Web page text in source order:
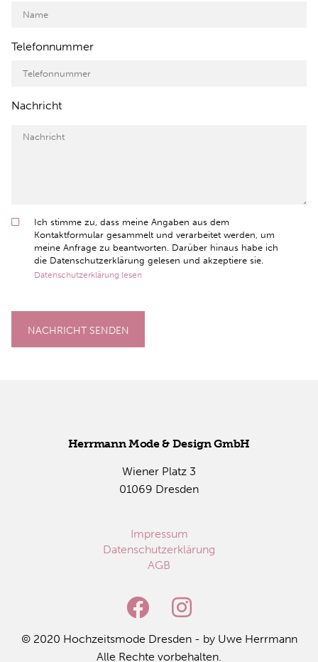
Telefonnummer
Nachricht
Ich stimme zu, dass meine Angaben aus dem
Kontaktformular gesammelt und verarbeitet werden, um
meine Anfrage zu beantworten. Darüber hinaus habe ich
die Datenschutzerklärung gelesen und akzeptiere sie.
Datenschutzerklärung lesen
NACHRICHT SENDEN
Herr­mann Mode & De­sign GmbH
Wie­ner Platz 3
01069 Dres­den
Impressum
Datenschutzerklärung
AGB
© 2020 Hoch­zeits­mo­de Dres­den - by Uwe Herr­mann
Alle Rech­te vor­be­hal­ten.